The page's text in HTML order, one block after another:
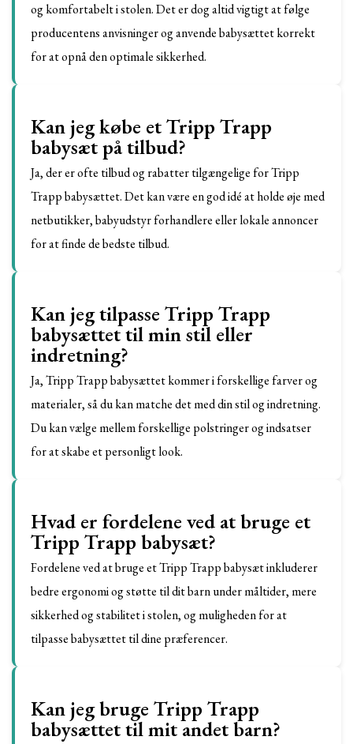
og komfortabelt i stolen. Det er dog altid vigtigt at følge
producentens anvisninger og anvende babysættet korrekt
for at opnå den optimale sikkerhed.
Kan jeg købe et Tripp Trapp
babysæt på tilbud?
Ja, der er ofte tilbud og rabatter tilgængelige for Tripp
Trapp babysættet. Det kan være en god idé at holde øje med
netbutikker, babyudstyr forhandlere eller lokale annoncer
for at finde de bedste tilbud.
Kan jeg tilpasse Tripp Trapp
babysættet til min stil eller
indretning?
Ja, Tripp Trapp babysættet kommer i forskellige farver og
materialer, så du kan matche det med din stil og indretning.
Du kan vælge mellem forskellige polstringer og indsatser
for at skabe et personligt look.
Hvad er fordelene ved at bruge et
Tripp Trapp babysæt?
Fordelene ved at bruge et Tripp Trapp babysæt inkluderer
bedre ergonomi og støtte til dit barn under måltider, mere
sikkerhed og stabilitet i stolen, og muligheden for at
tilpasse babysættet til dine præferencer.
Kan jeg bruge Tripp Trapp
babysættet til mit andet barn?